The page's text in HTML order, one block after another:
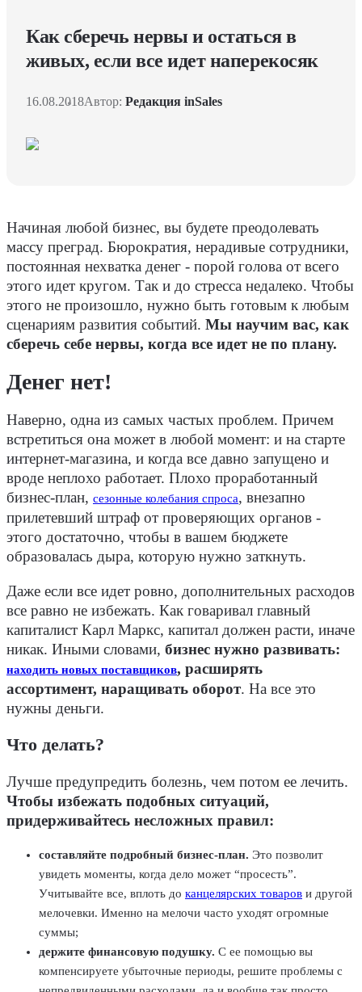
Как сберечь нервы и остаться в
живых, если все идет наперекосяк
16.08.2018Автор: Редакция inSales
Начиная любой бизнес, вы будете преодолевать
массу преград. Бюрократия, нерадивые сотрудники,
постоянная нехватка денег - порой голова от всего
этого идет кругом. Так и до стресса недалеко. Чтобы
этого не произошло, нужно быть готовым к любым
сценариям развития событий. Мы научим вас, как
сберечь себе нервы, когда все идет не по плану.
Денег нет!
Наверно, одна из самых частых проблем. Причем
встретиться она может в любой момент: и на старте
интернет-магазина, и когда все давно запущено и
вроде неплохо работает. Плохо проработанный
бизнес-план, сезонные колебания спроса, внезапно
прилетевший штраф от проверяющих органов -
этого достаточно, чтобы в вашем бюджете
образовалась дыра, которую нужно заткнуть.
Даже если все идет ровно, дополнительных расходов
все равно не избежать. Как говаривал главный
капиталист Карл Маркс, капитал должен расти, иначе
никак. Иными словами, бизнес нужно развивать:
находить новых поставщиков, расширять
ассортимент, наращивать оборот. На все это
нужны деньги.
Что делать?
Лучше предупредить болезнь, чем потом ее лечить.
Чтобы избежать подобных ситуаций,
придерживайтесь несложных правил:
составляйте подробный бизнес-план. Это позволит
увидеть моменты, когда дело может “просесть”.
Учитывайте все, вплоть до канцелярских товаров и другой
мелочевки. Именно на мелочи часто уходят огромные
суммы;
держите финансовую подушку. С ее помощью вы
компенсируете убыточные периоды, решите проблемы с